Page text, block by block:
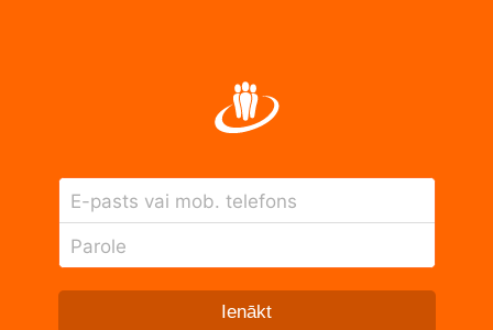
E-pasts vai mob. telefons
Parole
Ienākt